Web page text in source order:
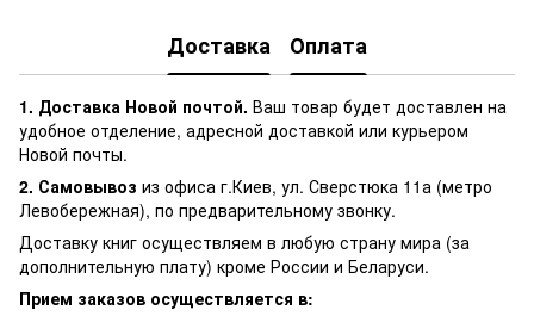
Доставка Оплата
1. Доставка Новой почтой. Ваш товар будет доставлен на
удобное отделение, адресной доставкой или курьером
Новой почты.
2. Самовывоз из офиса г.Киев, ул. Сверстюка 11а (метро
Левобережная), по предварительному звонку.
Доставку книг осуществляем в любую страну мира (за
дополнительную плату) кроме России и Беларуси.
Прием заказов осуществляется в: